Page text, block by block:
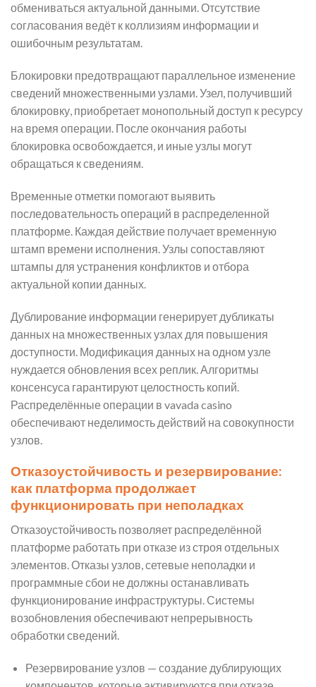
обмениваться актуальной данными. Отсутствие
согласования ведёт к коллизиям информации и
ошибочным результатам.
Блокировки предотвращают параллельное изменение
сведений множественными узлами. Узел, получивший
блокировку, приобретает монопольный доступ к ресурсу
на время операции. После окончания работы
блокировка освобождается, и иные узлы могут
обращаться к сведениям.
Временные отметки помогают выявить
последовательность операций в распределенной
платформе. Каждая действие получает временную
штамп времени исполнения. Узлы сопоставляют
штампы для устранения конфликтов и отбора
актуальной копии данных.
Дублирование информации генерирует дубликаты
данных на множественных узлах для повышения
доступности. Модификация данных на одном узле
нуждается обновления всех реплик. Алгоритмы
консенсуса гарантируют целостность копий.
Распределённые операции в vavada casino
обеспечивают неделимость действий на совокупности
узлов.
Отказоустойчивость и резервирование:
как платформа продолжает
функционировать при неполадках
Отказоустойчивость позволяет распределённой
платформе работать при отказе из строя отдельных
элементов. Отказы узлов, сетевые неполадки и
программные сбои не должны останавливать
функционирование инфраструктуры. Системы
возобновления обеспечивают непрерывность
обработки сведений.
Резервирование узлов — создание дублирующих